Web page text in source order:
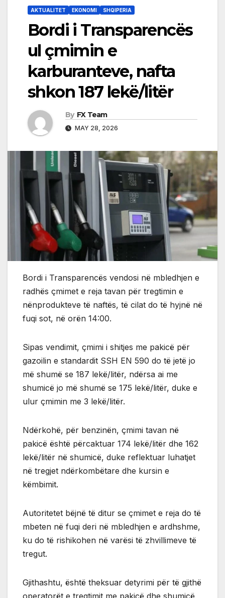
AKTUALITET EKONOMI SHQIPERIA
Bordi i Transparencës
ul çmimin e
karburanteve, nafta
shkon 187 lekë/litër
By FX Team
MAY 28, 2026
Bordi i Transparencës vendosi në mbledhjen e
radhës çmimet e reja tavan për tregtimin e
nënprodukteve të naftës, të cilat do të hyjnë në
fuqi sot, në orën 14:00.
Sipas vendimit, çmimi i shitjes me pakicë për
gazoilin e standardit SSH EN 590 do të jetë jo
më shumë se 187 lekë/litër, ndërsa ai me
shumicë jo më shumë se 175 lekë/litër, duke e
ulur çmimin me 3 lekë/litër.
Ndërkohë, për benzinën, çmimi tavan në
pakicë është përcaktuar 174 lekë/litër dhe 162
lekë/litër në shumicë, duke reflektuar luhatjet
në tregjet ndërkombëtare dhe kursin e
këmbimit.
Autoritetet bëjnë të ditur se çmimet e reja do të
mbeten në fuqi deri në mbledhjen e ardhshme,
ku do të rishikohen në varësi të zhvillimeve të
tregut.
Gjithashtu, është theksuar detyrimi për të gjithë